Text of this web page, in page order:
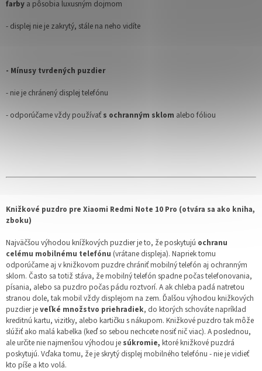
farby a pôsobia luxusným dojmom
- displej nie je zakrytý, stále na neho vidíte
- Mínusy tvrdených puzdier
- nie je chránený displej telefónu
- odporúčame vždy používať s ochranným sklom alebo fóliou
Knižkové puzdro pre Xiaomi Redmi Note 10 Pro (otvára sa ako kniha,
zboku)
Najväčšou výhodou knížkových puzdier je to, že poskytujú ochranu
celému mobilnému telefónu (vrátane displeja). Napriek tomu
odporúčame aj v knižkovom puzdre chrániť mobilný telefón aj ochranným
sklom. Často sa totiž stáva, že mobilný telefón spadne počas telefonovania,
písania, alebo sa puzdro počas pádu roztvorí. A ak chleba padá natretou
stranou dole, tak mobil vždy displejom na zem. Ďalšou výhodou knižkových
puzdier jeveľké množstvo priehradiek, do ktorých schováte napríklad
kreditnú kartu, vizitky, alebo kartičku s nákupom. Knižkové puzdro tak môže
slúžiť ako malá kabelka (keď so sebou nechcete nosiť nič viac). A poslednou,
ale určite nie najmenšou výhodou je súkromie, ktoré knižkové puzdrá
poskytujú. Vďaka tomu, že je skrytý displej mobilného telefónu - nie je vidieť
kto píše a kto volá.